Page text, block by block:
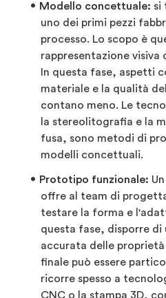
Modello concettuale: si
uno dei primi pezzi
processo. Lo scopo è
rappresentazione
In questa fase, aspetti
materiale e la qualità
contano meno. Le
la stereolitografia e la
fusa, sono metodi di
modelli concettuali.
Prototipo funzionale:
offre al team di
testare la forma e
questa fase, disporre di
accurata delle
finale può essere
ricorre spesso a
CNC o la stampa 3D,